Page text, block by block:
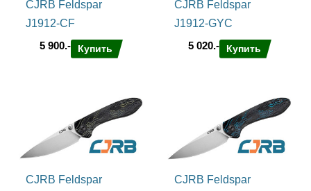
CJRB Feldspar
J1912-CF
5 900.-
Купить
CJRB Feldspar
J1912-GYC
5 020.-
Купить
CJRB Feldspar
CJRB Feldspar